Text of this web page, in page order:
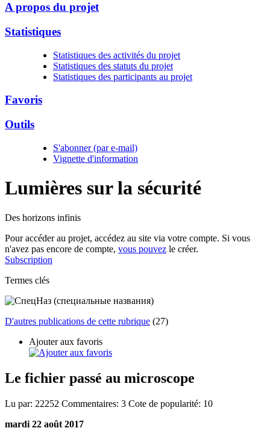
A propos du projet
Statistiques
Statistiques des activités du projet
Statistiques des statuts du projet
Statistiques des participants au projet
Favoris
Outils
S'abonner (par e-mail)
Vignette d'information
Lumières sur la sécurité
Des horizons infinis
Pour accéder au projet, accédez au site via votre compte. Si vous
n'avez pas encore de compte, vous pouvez le créer.
Subscription
Termes clés
D'autres publications de cette rubrique (27)
Ajouter aux favoris
Le fichier passé au microscope
Lu par: 22252 Commentaires: 3 Cote de popularité: 10
mardi 22 août 2017